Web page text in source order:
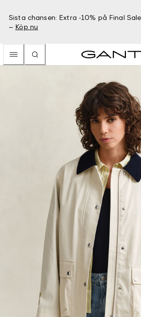
Sista chansen: Extra -10% på Final
– Köp nu